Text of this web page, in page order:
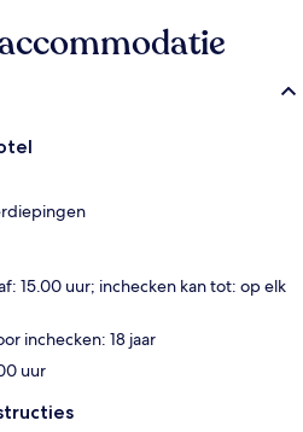
15.00 uur; inchecken kan tot: op elk
inchecken: 18 jaar
uur